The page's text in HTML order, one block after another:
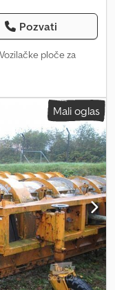
Pozvati
ploče za
Mali oglas